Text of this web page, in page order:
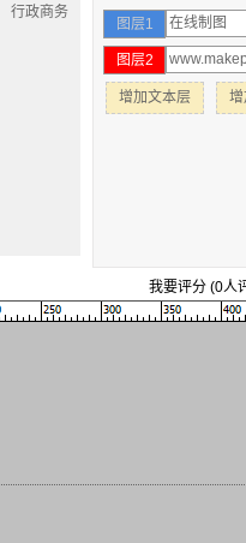
行政商务
图层1
图层2
增加文本层
我要评分 (0人